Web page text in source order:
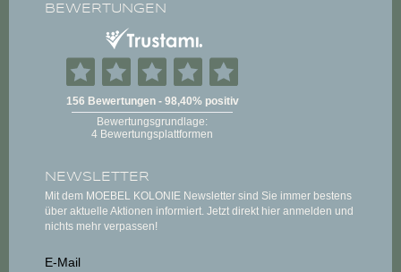
BEWERTUNGEN
NEWSLETTER
Mit dem MOEBEL KOLONIE Newsletter sind Sie immer bestens
über aktuelle Aktionen informiert. Jetzt direkt hier anmelden und
nichts mehr verpassen!
E-Mail